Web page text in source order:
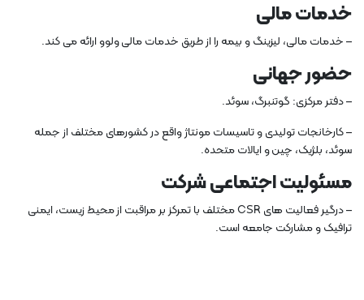
خدمات مالی
– خدمات مالی، لیزینگ و بیمه را از طریق خدمات مالی ولوو ارائه می کند.
حضور جهانی
– دفتر مرکزی: گوتنبرگ، سوئد.
– کارخانجات تولیدی و تاسیسات مونتاژ واقع در کشورهای مختلف از جمله
سوئد، بلژیک، چین و ایالات متحده.
مسئولیت اجتماعی شرکت
– درگیر فعالیت های CSR مختلف با تمرکز بر مراقبت از محیط زیست، ایمنی
ترافیک و مشارکت جامعه است.